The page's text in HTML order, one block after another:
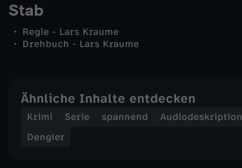
Stab
Regie - Lars Kraume
Drehbuch - Lars Kraume
Ähnliche Inhalte entdecken
Krimi Serie spannend Audiodeskription
Dengler